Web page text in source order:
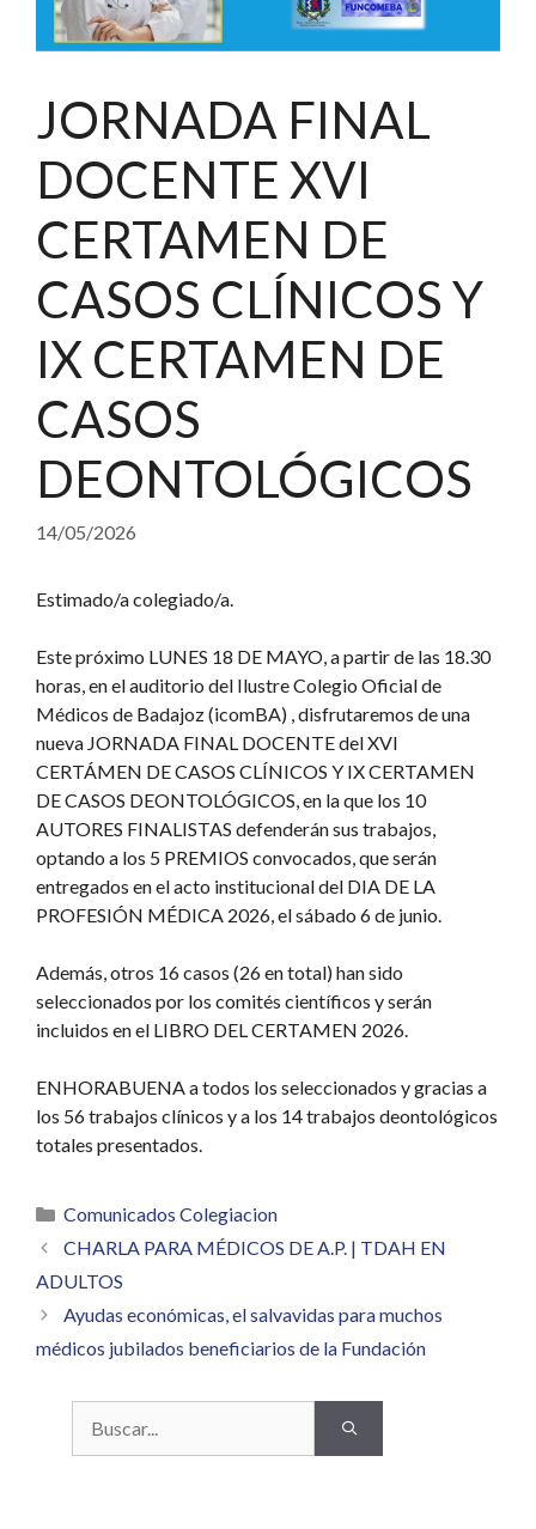
JORNADA FINAL
DOCENTE XVI
CERTAMEN DE
CASOS CLÍNICOS Y
IX CERTAMEN DE
CASOS
DEONTOLÓGICOS
14/05/2026
Estimado/a colegiado/a.
Este próximo LUNES 18 DE MAYO, a partir de las 18.30
horas, en el auditorio del Ilustre Colegio Oficial de
Médicos de Badajoz (icomBA) , disfrutaremos de una
nueva JORNADA FINAL DOCENTE del XVI
CERTÁMEN DE CASOS CLÍNICOS Y IX CERTAMEN
DE CASOS DEONTOLÓGICOS, en la que los 10
AUTORES FINALISTAS defenderán sus trabajos,
optando a los 5 PREMIOS convocados, que serán
entregados en el acto institucional del DIA DE LA
PROFESIÓN MÉDICA 2026, el sábado 6 de junio.
Además, otros 16 casos (26 en total) han sido
seleccionados por los comités científicos y serán
incluidos en el LIBRO DEL CERTAMEN 2026.
ENHORABUENA a todos los seleccionados y gracias a
los 56 trabajos clínicos y a los 14 trabajos deontológicos
totales presentados.
Categorías
Comunicados Colegiacion
CHARLA PARA MÉDICOS DE A.P. | TDAH EN
ADULTOS
Ayudas económicas, el salvavidas para muchos
médicos jubilados beneficiarios de la Fundación